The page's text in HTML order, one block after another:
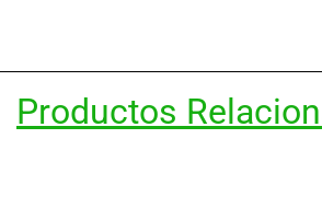
Productos